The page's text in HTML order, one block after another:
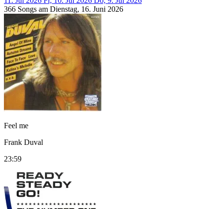
366 Songs am Dienstag, 16. Juni 2026
Feel me
Frank Duval
23:59